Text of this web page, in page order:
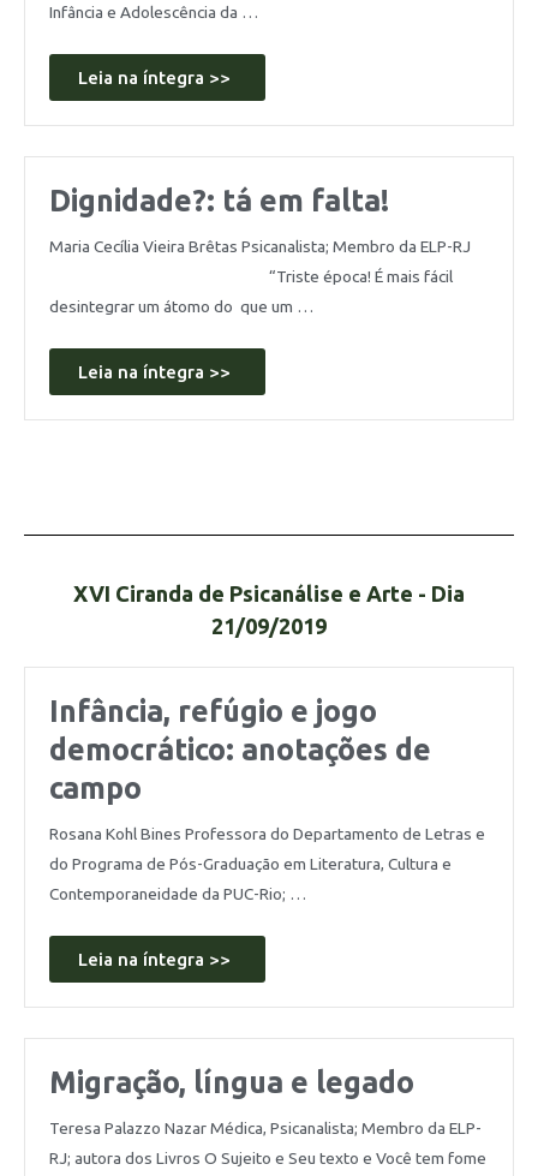
Infância e Adolescência da …
Leia na íntegra >>
Dignidade?: tá em falta!
Maria Cecília Vieira Brêtas Psicanalista; Membro da ELP-RJ
“Triste época! É mais fácil
desintegrar um átomo do que um …
Leia na íntegra >>
XVI Ciranda de Psicanálise e Arte - Dia
21/09/2019
Infância, refúgio e jogo
democrático: anotações de
campo
Rosana Kohl Bines Professora do Departamento de Letras e
do Programa de Pós-Graduação em Literatura, Cultura e
Contemporaneidade da PUC-Rio; …
Leia na íntegra >>
Migração, língua e legado
Teresa Palazzo Nazar Médica, Psicanalista; Membro da ELP-
RJ; autora dos Livros O Sujeito e Seu texto e Você tem fome